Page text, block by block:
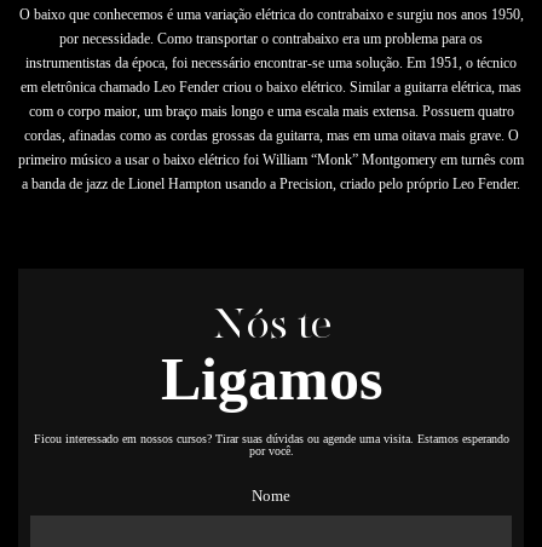
O baixo que conhecemos é uma variação elétrica do contrabaixo e surgiu nos anos 1950,
por necessidade. Como transportar o contrabaixo era um problema para os
instrumentistas da época, foi necessário encontrar-se uma solução. Em 1951, o técnico
em eletrônica chamado Leo Fender criou o baixo elétrico. Similar a guitarra elétrica, mas
com o corpo maior, um braço mais longo e uma escala mais extensa. Possuem quatro
cordas, afinadas como as cordas grossas da guitarra, mas em uma oitava mais grave. O
primeiro músico a usar o baixo elétrico foi William “Monk” Montgomery em turnês com
a banda de jazz de Lionel Hampton usando a Precision, criado pelo próprio Leo Fender.
Nós te
Ligamos
Ficou interessado em nossos cursos? Tirar suas dúvidas ou agende uma visita. Estamos esperando
por você.
Nome